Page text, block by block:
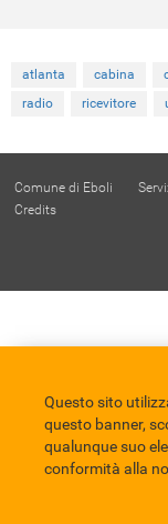
atlanta cabina
radio
ricevitore
Comune di Eboli
Credits
Questo sito
questo banner,
qualunque suo
conformità alla